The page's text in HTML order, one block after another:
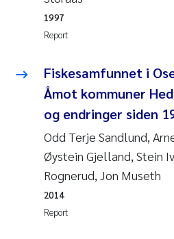
Synne Authén Andresen
Svetlana Pakhomova
Jonny Beyer
Knut Erik Tollefsen
Samantha Goncalves Prat
Øyvind Tangen Ødegaard
Report
1997
Fiskesamfunnet i
Åmot kommuner
og endringer siden
Odd Terje Sandlund,
Øystein Gjelland, Stein
Rognerud, Jon Museth
Report
2014